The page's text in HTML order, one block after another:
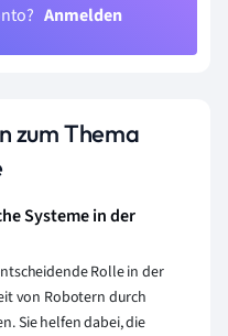
Anmelden
zum Thema
Systeme in der
Rolle in der
von Robotern durch
Sie helfen dabei, die